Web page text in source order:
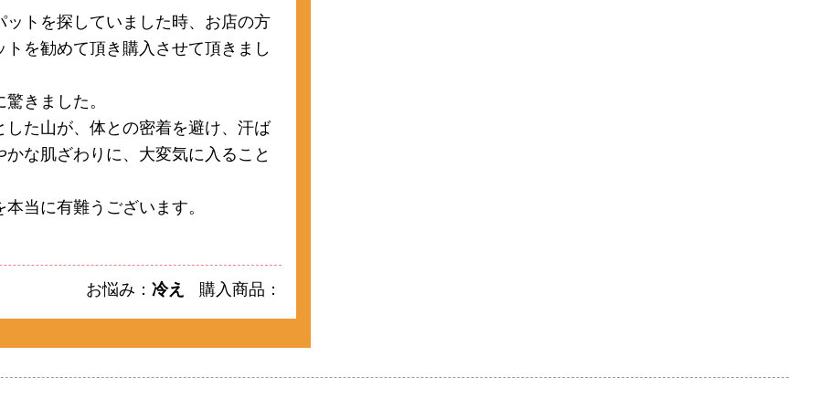
ットを探していました時、お店の方
を勧めて頂き購入させて頂きまし
きました。
した山が、体との密着を避け、汗ば
な肌ざわりに、大変気に入ること
当に有難うございます。
お悩み： 冷え 購入商品：